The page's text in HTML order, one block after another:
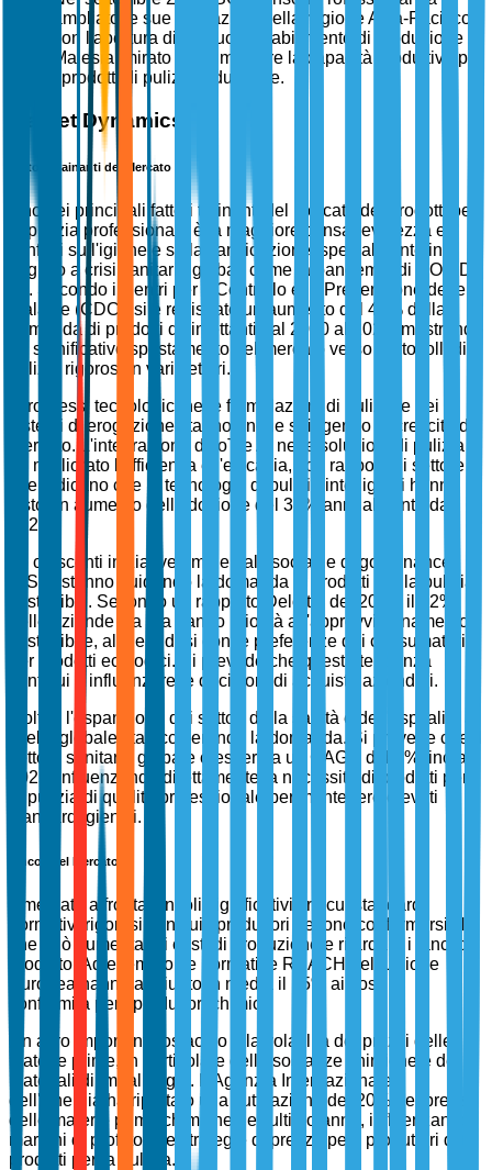
ampliato le sue operazioni nella regione Asia-Pacifico
con l'apertura di un nuovo stabilimento di produzione in
Malesia, mirato ad aumentare la capacità produttiva per
i prodotti di pulizia industriale.
Market Dynamics
Fattori Trainanti del Mercato
Uno dei principali fattori trainanti del mercato dei prodotti per
la pulizia professionale è la maggiore consapevolezza e
l'enfasi sull'igiene e sulla sanificazione, specialmente in
seguito a crisi sanitarie globali come la pandemia di COVID-
19. Secondo i Centri per il Controllo e la Prevenzione delle
Malattie (CDC), si è registrato un aumento del 45% della
domanda di prodotti disinfettanti dal 2020 al 2022, mostrando
un significativo spostamento del mercato verso protocolli di
pulizia rigorosi in vari settori.
I progressi tecnologici nelle formulazioni di pulizia e nei
sistemi di erogazione stanno anche spingendo la crescita del
mercato. L'integrazione di IoT e AI nelle soluzioni di pulizia
ha migliorato l'efficienza e l'efficacia, con rapporti di settore
che indicano che le tecnologie di pulizia intelligenti hanno
visto un aumento dell'adozione del 30% annualmente dal
2021.
Le crescenti iniziative ambientali, sociali e di governance
(ESG) stanno guidando la domanda di prodotti per la pulizia
sostenibili. Secondo un rapporto Deloitte del 2023, il 62%
delle aziende sta ora dando priorità all'approvvigionamento
sostenibile, allineandosi con le preferenze dei consumatori
per prodotti ecologici. Si prevede che questa tendenza
continui a influenzare le decisioni di acquisto aziendali.
Inoltre, l'espansione dei settori della sanità e dell'ospitalità a
livello globale sta accelerando la domanda. Si prevede che il
settore sanitario globale crescerà a un CAGR del 5% fino al
2025, influenzando direttamente la necessità di prodotti per
la pulizia di qualità professionale per mantenere elevati
standard igienici.
Vincoli del Mercato
Il mercato affronta vincoli significativi, tra cui standard
normativi rigorosi con cui i produttori devono conformarsi, il
che può aumentare i costi di produzione e ritardare i lanci di
prodotto. Ad esempio, le normative REACH dell'Unione
Europea hanno aggiunto in media il 15% ai costi di
conformità per i produttori chimici.
Un altro importante ostacolo è la volatilità dei prezzi delle
materie prime, in particolare delle sostanze chimiche e dei
materiali di imballaggio. L'Agenzia Internazionale
dell'Energia ha riportato una fluttuazione del 20% nei prezzi
delle materie prime chimiche nell'ultimo anno, influenzando i
margini di profitto e le strategie di prezzo per i produttori di
prodotti per la pulizia.